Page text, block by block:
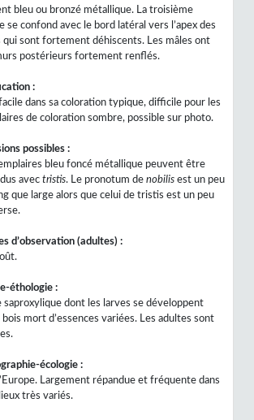
bleu ou bronzé métallique. La troisième
se confond avec le bord latéral vers l’apex des
qui sont fortement déhiscents. Les mâles ont
postérieurs fortement renflés.
:
dans sa coloration typique, difficile pour les
de coloration sombre, possible sur photo.
possibles :
bleu foncé métallique peuvent être
avec tristis. Le pronotum de nobilis est un peu
que large alors que celui de tristis est un peu
d’observation (adultes) :
éthologie :
saproxylique dont les larves se développent
bois mort d’essences variées. Les adultes sont
écologie :
Largement répandue et fréquente dans
très variés.